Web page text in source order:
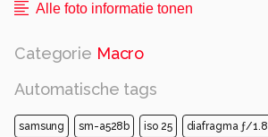
Alle foto informatie tonen
Categorie Macro
Automatische tags
samsung sm-a528b iso 25 diafragma ƒ/1.8